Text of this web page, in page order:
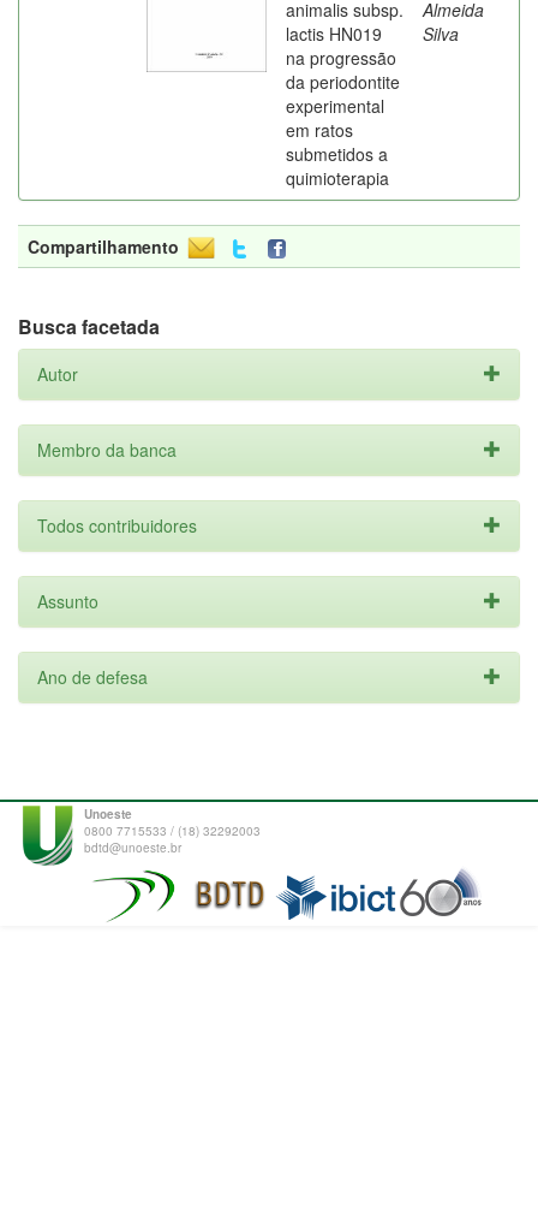
animalis subsp.
lactis HN019
na progressão
da periodontite
experimental
em ratos
submetidos a
quimioterapia
Almeida
Silva
Compartilhamento
Busca facetada
Autor
Membro da banca
Todos contribuidores
Assunto
Ano de defesa
Unoeste
0800 7715533 / (18) 32292003
bdtd@unoeste.br